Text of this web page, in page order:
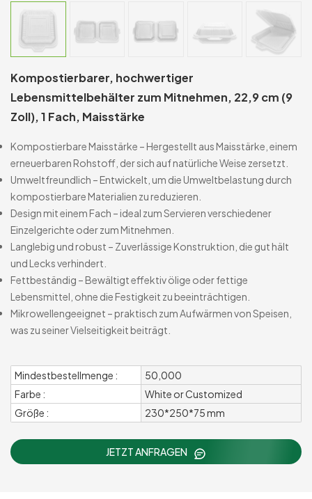
Kompostierbarer, hochwertiger
Lebensmittelbehälter zum Mitnehmen, 22,9 cm (9
Zoll), 1 Fach, Maisstärke
Kompostierbare Maisstärke – Hergestellt aus Maisstärke, einem
erneuerbaren Rohstoff, der sich auf natürliche Weise zersetzt.
Umweltfreundlich – Entwickelt, um die Umweltbelastung durch
kompostierbare Materialien zu reduzieren.
Design mit einem Fach – ideal zum Servieren verschiedener
Einzelgerichte oder zum Mitnehmen.
Langlebig und robust – Zuverlässige Konstruktion, die gut hält
und Lecks verhindert.
Fettbeständig – Bewältigt effektiv ölige oder fettige
Lebensmittel, ohne die Festigkeit zu beeinträchtigen.
Mikrowellengeeignet – praktisch zum Aufwärmen von Speisen,
was zu seiner Vielseitigkeit beiträgt.
Mindestbestellmenge :
50,000
Farbe :
White or Customized
Größe :
230*250*75 mm
JETZT ANFRAGEN